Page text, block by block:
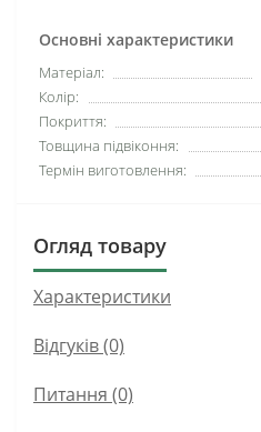
Основні характеристики
Матеріал:
Колір:
Покриття:
Товщина підвіконня:
Термін виготовлення:
Огляд товару
Характеристики
Відгуків (0)
Питання (0)